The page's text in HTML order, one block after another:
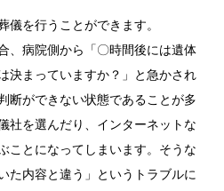
儀を行うことができます。
、病院側から「〇時間後には遺体
決まっていますか？」と急かされ
断ができない状態であることが多
社を選んだり、インターネットな
ことになってしまいます。そうな
た内容と違う」というトラブルに